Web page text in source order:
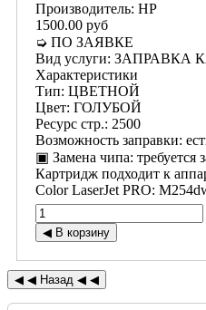
Производитель: HP
1500.00 руб
➭ ПО ЗАЯВКЕ
Вид услуги: ЗАПРАВКА
Характеристики
Тип: ЦВЕТНОЙ
Цвет: ГОЛУБОЙ
Ресурс стр.: 2500
Возможность заправки:
▣ Замена чипа: требуется
Картридж подходит к
Color LaserJet PRO: